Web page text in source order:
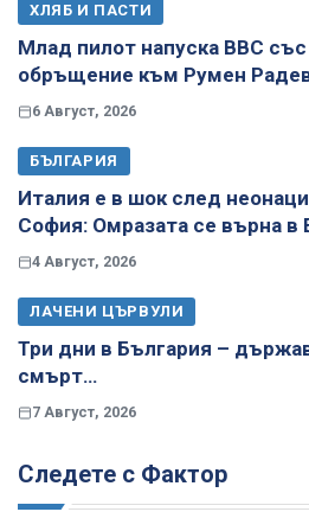
ХЛЯБ И ПАСТИ
Млад пилот напуска ВВС
обръщение към Румен
6 Август, 2026
БЪЛГАРИЯ
Италия е в шок след
София: Омразата се върна в
4 Август, 2026
ЛАЧЕНИ ЦЪРВУЛИ
Три дни в България –
смърт…
7 Август, 2026
Следете с Фактор